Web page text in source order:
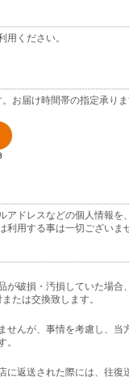
ください。
お届け時間帯の指定承り
アドレスなどの個人情報
利用する事は一切ございま
が破損・汚損していた場合
たは交換致します。
せんが、事情を考慮し、
。
に返送された際には、往復